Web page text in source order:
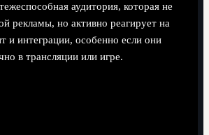
аудитория, которая не
рекламы, но активно реагирует на
и интеграции, особенно если они
в трансляции или игре.